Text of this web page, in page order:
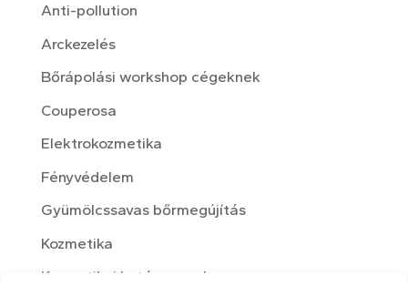
Anti-pollution
Arckezelés
Bőrápolási workshop cégeknek
Couperosa
Elektrokozmetika
Fényvédelem
Gyümölcssavas bőrmegújítás
Kozmetika
Kozmetikai hatóanyagok